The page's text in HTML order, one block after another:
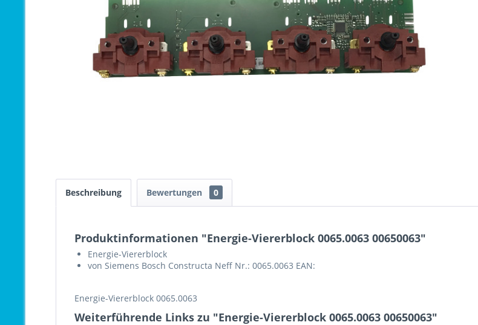
Beschreibung Bewertungen 0
Produktinformationen "Energie-Viererblock 0065.0063 00650063"
Energie-Viererblock
von Siemens Bosch Constructa Neff Nr.: 0065.0063 EAN:
Energie-Viererblock 0065.0063
Weiterführende Links zu "Energie-Viererblock 0065.0063 00650063"